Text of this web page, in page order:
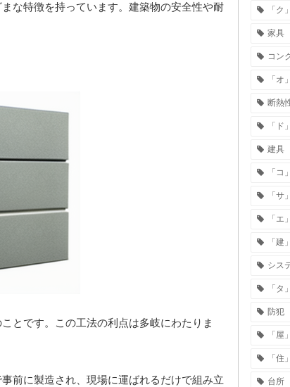
な特徴を持っています。建築物の安全性や耐
とです。この工法の利点は多岐にわたりま
前に製造され、現場に運ばれるだけで組み立
「ク
家具
コン
「オ
断熱
「ド
建具
「コ
「サ
「エ
「建
シス
「タ
防犯
「屋
「住
台所